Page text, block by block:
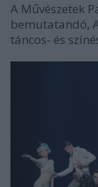
A Művészetek
bemutatandó,
táncos- és